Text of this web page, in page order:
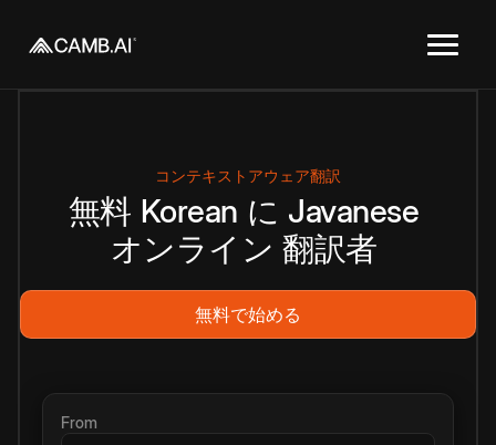
コンテキストアウェア翻訳
無料 Korean に Javanese
オンライン 翻訳者
無料で始める
From